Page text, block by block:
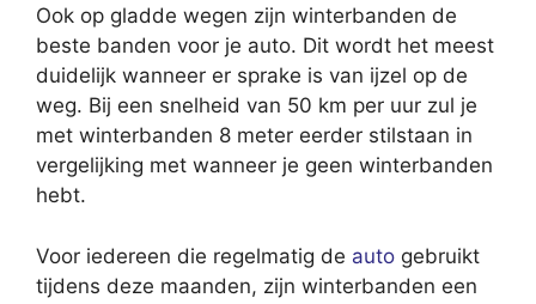
Ook op gladde wegen zijn winterbanden de
beste banden voor je auto. Dit wordt het meest
duidelijk wanneer er sprake is van ijzel op de
weg. Bij een snelheid van 50 km per uur zul je
met winterbanden 8 meter eerder stilstaan in
vergelijking met wanneer je geen winterbanden
hebt.
Voor iedereen die regelmatig de auto gebruikt
tijdens deze maanden, zijn winterbanden een